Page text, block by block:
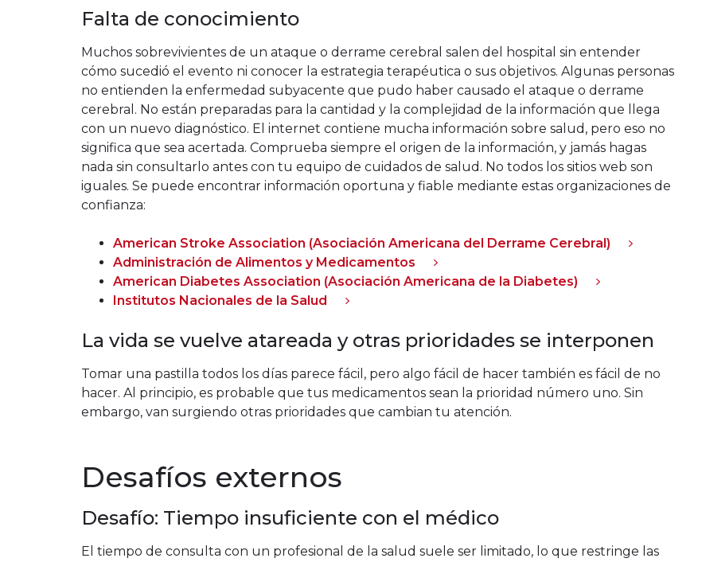
Falta de conocimiento
Muchos sobrevivientes de un ataque o derrame cerebral salen del hospital sin entender
cómo sucedió el evento ni conocer la estrategia terapéutica o sus objetivos. Algunas personas
no entienden la enfermedad subyacente que pudo haber causado el ataque o derrame
cerebral. No están preparadas para la cantidad y la complejidad de la información que llega
con un nuevo diagnóstico. El internet contiene mucha información sobre salud, pero eso no
significa que sea acertada. Comprueba siempre el origen de la información, y jamás hagas
nada sin consultarlo antes con tu equipo de cuidados de salud. No todos los sitios web son
iguales. Se puede encontrar información oportuna y fiable mediante estas organizaciones de
confianza:
American Stroke Association (Asociación Americana del Derrame Cerebral)
Administración de Alimentos y Medicamentos
American Diabetes Association (Asociación Americana de la Diabetes)
Institutos Nacionales de la Salud
La vida se vuelve atareada y otras prioridades se interponen
Tomar una pastilla todos los días parece fácil, pero algo fácil de hacer también es fácil de no
hacer. Al principio, es probable que tus medicamentos sean la prioridad número uno. Sin
embargo, van surgiendo otras prioridades que cambian tu atención.
Desafíos externos
Desafío: Tiempo insuficiente con el médico
El tiempo de consulta con un profesional de la salud suele ser limitado, lo que restringe las